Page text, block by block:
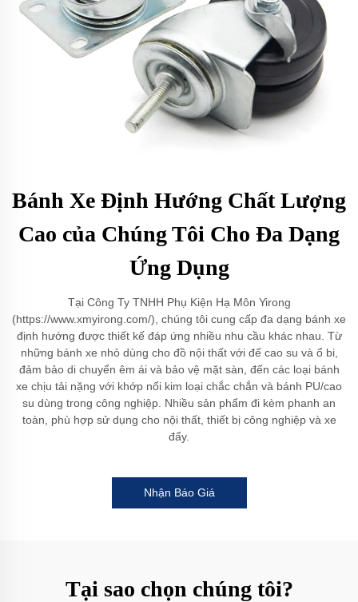
Bánh Xe Định Hướng Chất Lượng
Cao của Chúng Tôi Cho Đa Dạng
Ứng Dụng
Tại Công Ty TNHH Phụ Kiện Hạ Môn Yirong
(https://www.xmyirong.com/), chúng tôi cung cấp đa dạng bánh xe
định hướng được thiết kế đáp ứng nhiều nhu cầu khác nhau. Từ
những bánh xe nhỏ dùng cho đồ nội thất với đế cao su và ổ bi,
đảm bảo di chuyển êm ái và bảo vệ mặt sàn, đến các loại bánh
xe chịu tải nặng với khớp nối kim loại chắc chắn và bánh PU/cao
su dùng trong công nghiệp. Nhiều sản phẩm đi kèm phanh an
toàn, phù hợp sử dụng cho nội thất, thiết bị công nghiệp và xe
đẩy.
Nhận Báo Giá
Tại sao chọn chúng tôi?